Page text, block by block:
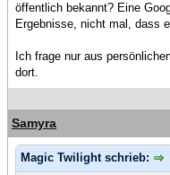
öffentlich bekannt? Eine
Ergebnisse, nicht mal, dass
Ich frage nur aus
dort.
Samyra
Magic Twilight schrieb: